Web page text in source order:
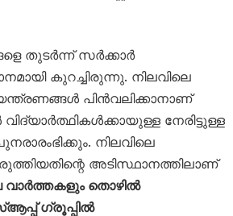
തുടർന്ന് സർക്കാർ
കുറച്ചിരുന്നു. നിലവിലെ
പിൻവലിക്കാനാണ്
നേരിട്ടുള്ള
നിലവിലെ
അടിസ്ഥാനത്തിലാണ്
തൊഴിൽ
ഗ്രൂപ്പിൽ